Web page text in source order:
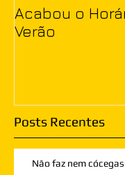
Acabou o
Verão
Posts Recentes
Não faz nem